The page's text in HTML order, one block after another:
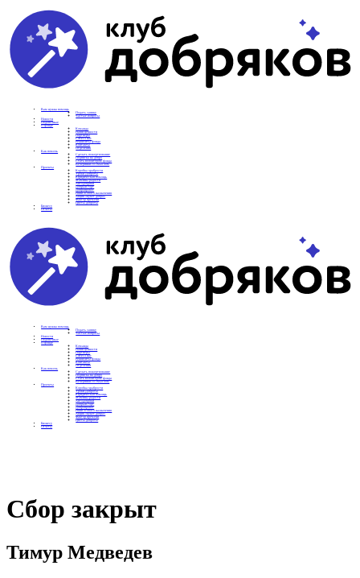
Вам нужна помощь
Подать заявку
Частые вопросы
Новости
Подопечные
О фонде
Команда
Наши ценности
Партнеры
СМИ о нас
Реквизиты фонда
Контакты
Отделения
Как помочь
Сделать пожертвование
Подписка на добро
Стать волонтером фонда
Вечеринки со смыслом
Проекты
Коробка храбрости
Уроки Доброты
Юридическая помощь
Мамины радости
Автодобряки
Добрый торт
Добропробег
Няни особого назначения
Акция «Букет добра»
Фактор времени
Цветы доброты
Бизнесу
Отчеты
Вам нужна помощь
Подать заявку
Частые вопросы
Новости
Подопечные
О фонде
Команда
Наши ценности
Партнеры
СМИ о нас
Реквизиты фонда
Контакты
Отделения
Как помочь
Сделать пожертвование
Подписка на добро
Стать волонтером фонда
Вечеринки со смыслом
Проекты
Коробка храбрости
Уроки Доброты
Юридическая помощь
Мамины радости
Автодобряки
Добрый торт
Добропробег
Няни особого назначения
Акция «Букет добра»
Фактор времени
Цветы доброты
Бизнесу
Отчеты
Сбор закрыт
Тимур Медведев